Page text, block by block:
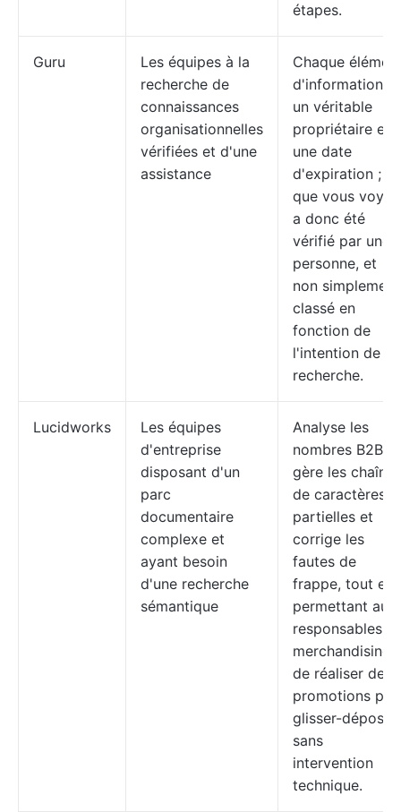
étapes.
Guru
Les équipes à la
recherche de
connaissances
organisationnelles
vérifiées et d'une
assistance
Chaque
d'information a
un véritable
propriétaire et
une date
d'expiration ; ce
que vous voyez
a donc été
vérifié par une
personne, et
non simplement
classé en
fonction de
l'intention de
recherche.
Lucidworks
Les équipes
d'entreprise
disposant d'un
parc
documentaire
complexe et
ayant besoin
d'une recherche
sémantique
Analyse les
nombres B2B,
gère les chaînes
de caractères
partielles et
corrige les
fautes de
frappe, tout en
permettant aux
responsables
merchandising
de réaliser des
promotions par
glisser-déposer
sans
intervention
technique.